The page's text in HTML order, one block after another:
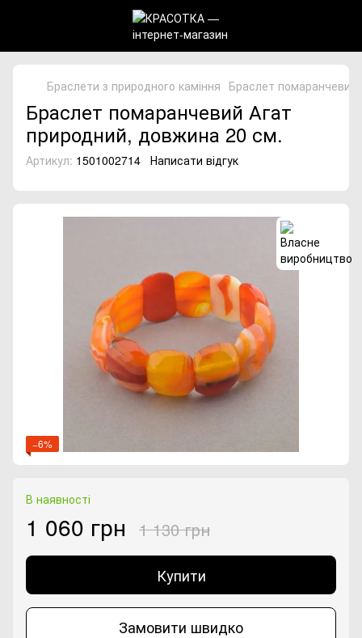
Браслети з природного каміння Браслет
Браслет помаранчевий Агат
природний, довжина 20 см.
Артикул: 1501002714 Написати відгук
−6%
В наявності
1 060 грн 1 130 грн
Купити
Замовити швидко